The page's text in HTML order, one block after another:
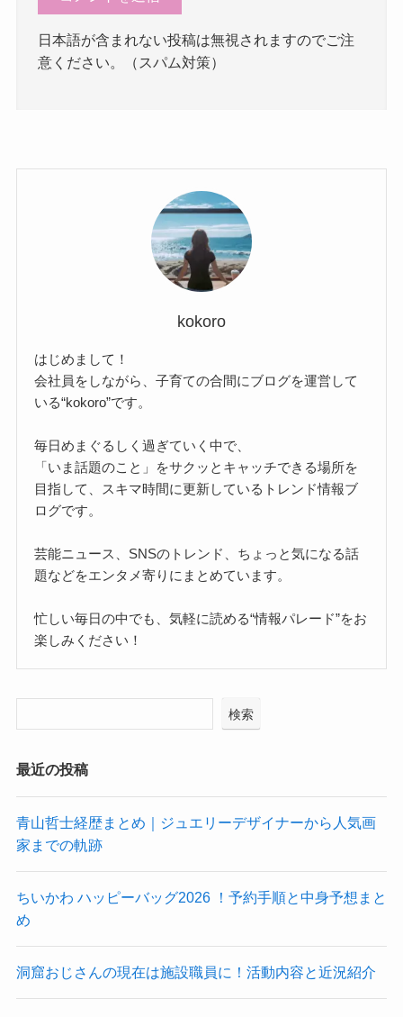
日本語が含まれない投稿は無視されますのでご注
意ください。（スパム対策）
kokoro
はじめまして！
会社員をしながら、子育ての合間にブログを運営して
いる“kokoro”です。
毎日めまぐるしく過ぎていく中で、
「いま話題のこと」をサクッとキャッチできる場所を
目指して、スキマ時間に更新しているトレンド情報ブ
ログです。
芸能ニュース、SNSのトレンド、ちょっと気になる話
題などをエンタメ寄りにまとめています。
忙しい毎日の中でも、気軽に読める“情報パレード”をお
楽しみください！
検索
最近の投稿
青山哲士経歴まとめ｜ジュエリーデザイナーから人気画
家までの軌跡
ちいかわ ハッピーバッグ2026 ！予約手順と中身予想まと
め
洞窟おじさんの現在は施設職員に！活動内容と近況紹介